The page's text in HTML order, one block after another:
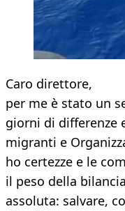
Caro direttore,
per me è stato un
giorni di differenze
migranti e
ho certezze e le
il peso della
assoluta: salvare,